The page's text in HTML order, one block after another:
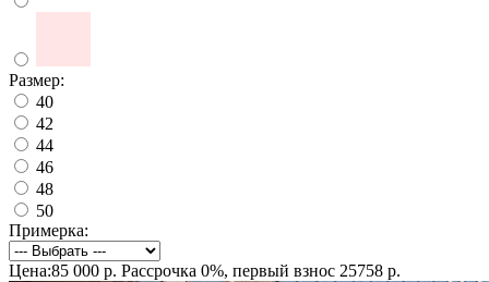
Размер:
40
42
44
46
48
50
Примерка:
Цена:85 000 р. Рассрочка 0%, первый взнос 25758 р.